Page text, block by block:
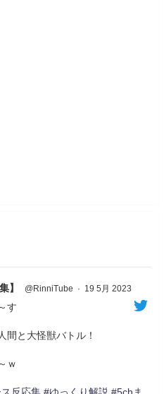
】 @RinniTube · 19 5月 2023
す
間と大怪獣バトル！
ｗ